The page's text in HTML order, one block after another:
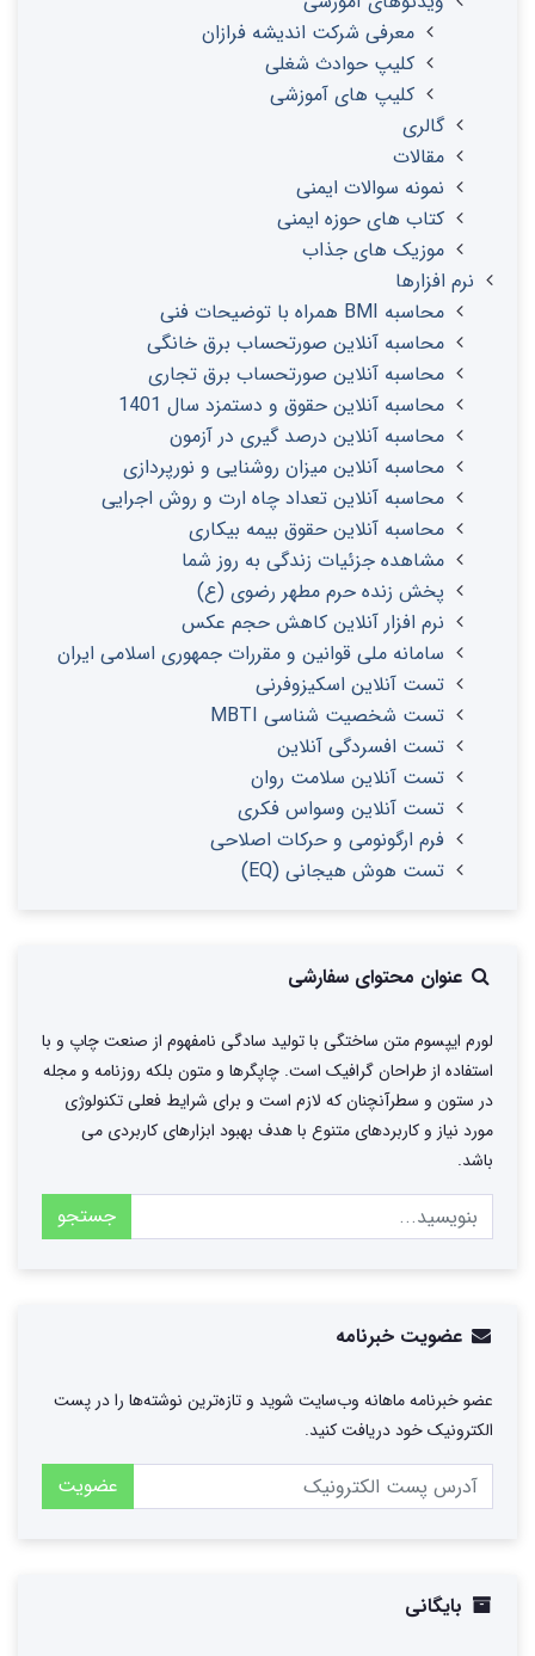
معرفی شرکت اندیشه فرازان
کلیپ حوادث شغلی
کلیپ های آموزشی
گالری
مقالات
نمونه سوالات ایمنی
کتاب های حوزه ایمنی
موزیک های جذاب
نرم افزارها
محاسبه BMI همراه با توضیحات فنی
محاسبه آنلاین صورتحساب برق خانگی
محاسبه آنلاین صورتحساب برق تجاری
محاسبه آنلاین حقوق و دستمزد سال 1401
محاسبه آنلاین درصد گیری در آزمون
محاسبه آنلاین میزان روشنایی و نورپردازی
محاسبه آنلاین تعداد چاه ارت و روش اجرایی
محاسبه آنلاین حقوق بیمه بیکاری
مشاهده جزئیات زندگی به روز شما
پخش زنده حرم مطهر رضوی (ع)
نرم افزار آنلاین کاهش حجم عکس
سامانه ملی قوانین و مقررات جمهوری اسلامی ایران
تست آنلاین اسکیزوفرنی
تست شخصیت شناسی MBTI
تست افسردگی آنلاین
تست آنلاین سلامت روان
تست آنلاین وسواس فکری
فرم ارگونومی و حرکات اصلاحی
تست هوش هیجانی (EQ)
عنوان محتوای سفارشی
لورم ایپسوم متن ساختگی با تولید سادگی نامفهوم از صنعت چاپ و با
استفاده از طراحان گرافیک است. چاپگرها و متون بلکه روزنامه و مجله
در ستون و سطرآنچنان که لازم است و برای شرایط فعلی تکنولوژی
مورد نیاز و کاربردهای متنوع با هدف بهبود ابزارهای کاربردی می
باشد.
جستجو
عضویت خبرنامه
عضو خبرنامه ماهانه وب‌سایت شوید و تازه‌ترین نوشته‌ها را در پست
الکترونیک خود دریافت کنید.
عضویت
بایگانی